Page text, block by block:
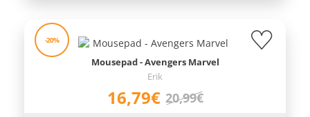
-20%
Mousepad - Avengers Marvel
Erik
16,79€ 20,99€